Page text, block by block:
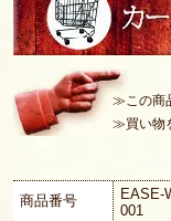
≫この商
≫買い物
商品番号
EASE-
001